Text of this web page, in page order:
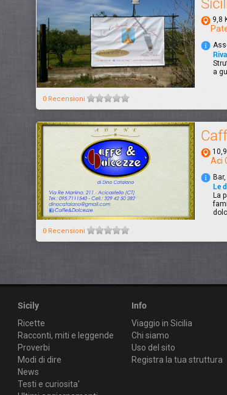
9,8
a
0 Recensioni
Aci
Le
La
0 Recensioni
Sicily
Ricette
Racconti, miti e leggende
Proverbi
Modi di dire
News
Testi e curiosita'
Info
Viaggio in Sicilia
Chi siamo
Uso del sito
Registra la tua struttura